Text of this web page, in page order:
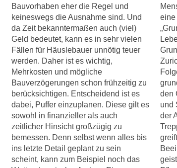
Bauvorhaben eher die Regel und
keineswegs die Ausnahme sind. Und
da Zeit bekanntermaßen auch (viel)
Geld bedeutet, kann es in sehr vielen
Fällen für Häuslebauer unnötig teuer
werden. Daher ist es wichtig,
Mehrkosten und mögliche
Bauverzögerungen schon frühzeitig zu
berücksichtigen. Entscheidend ist es
dabei, Puffer einzuplanen. Diese gilt es
sowohl in finanzieller als auch
zeitlicher Hinsicht großzügig zu
bemessen. Denn selbst wenn alles bis
ins letzte Detail geplant zu sein
scheint, kann zum Beispiel noch das
eine
den
und
der